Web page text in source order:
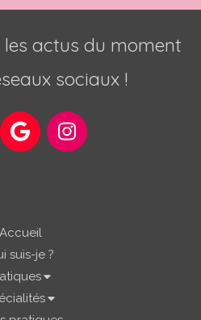
actus du moment
sociaux !
Accueil
suis-je ?